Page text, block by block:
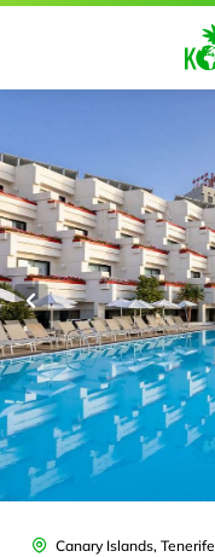
Canary Islands, Tenerife